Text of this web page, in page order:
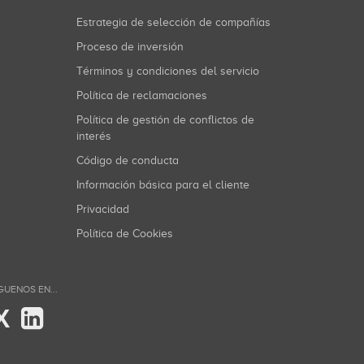
Estrategia de selección de compañías
Proceso de inversión
Términos y condiciones del servicio
Política de reclamaciones
Política de gestión de conflictos de
interés
Código de conducta
Información básica para el cliente
Privacidad
Política de Cookies
EN...